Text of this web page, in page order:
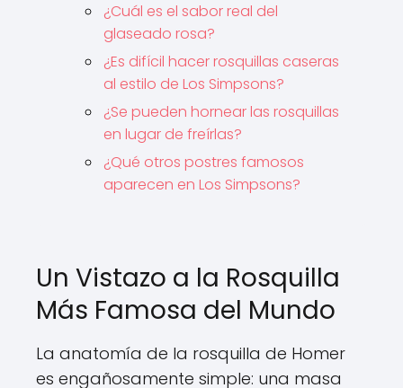
¿Cuál es el sabor real del
glaseado rosa?
¿Es difícil hacer rosquillas caseras
al estilo de Los Simpsons?
¿Se pueden hornear las rosquillas
en lugar de freírlas?
¿Qué otros postres famosos
aparecen en Los Simpsons?
Un Vistazo a la Rosquilla
Más Famosa del Mundo
La anatomía de la rosquilla de Homer
es engañosamente simple: una masa